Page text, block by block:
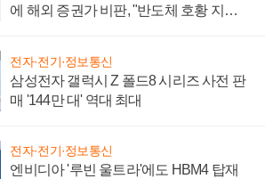
에 해외 증권가 비판, "반도체 호황 지속
전자·전기·정보통신
삼성전자 갤럭시 Z 폴드8 시리즈 사전 판
매 '144만 대' 역대 최대
전자·전기·정보통신
엔비디아 '루빈 울트라'에도 HBM4 탑재